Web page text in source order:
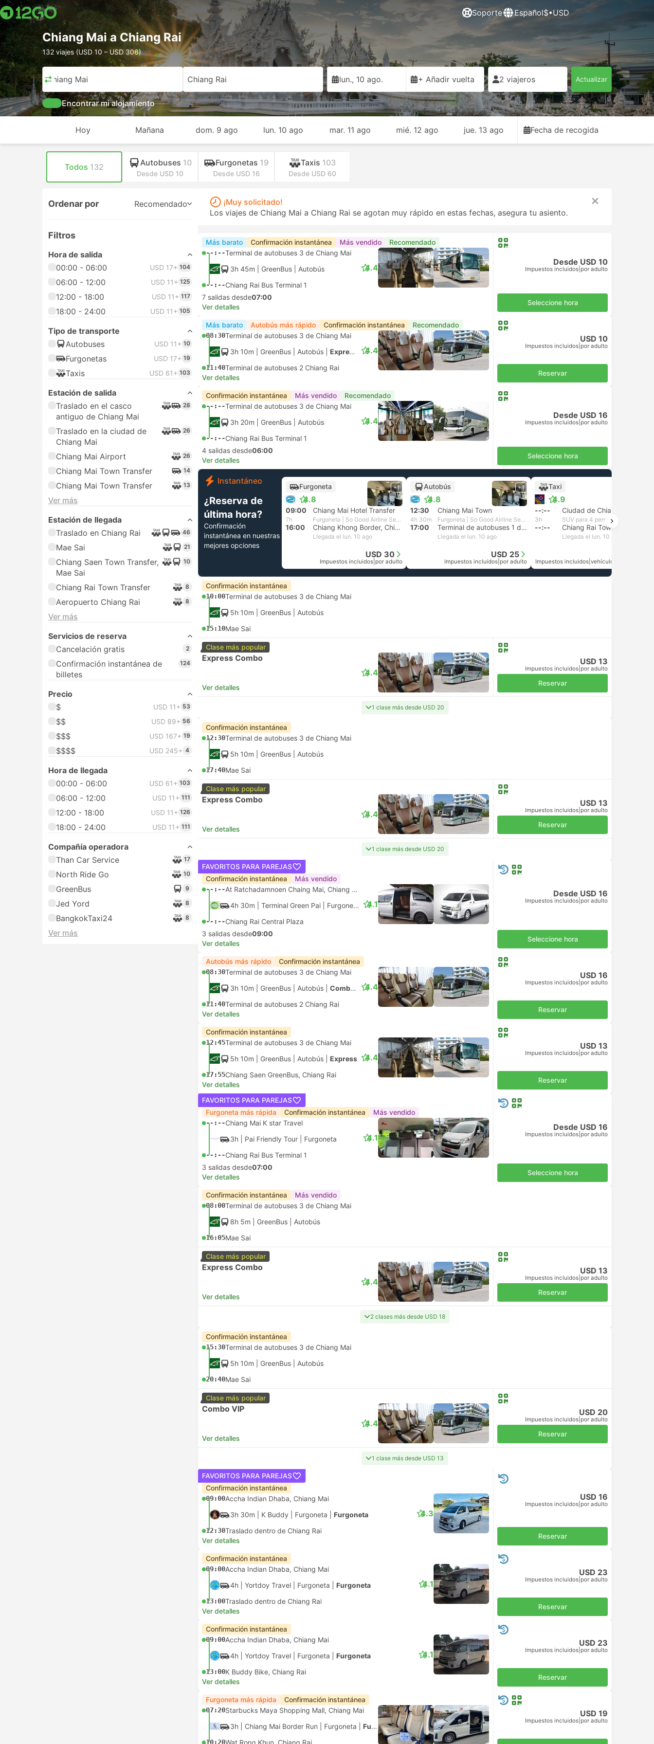
Soporte Español$•USD
Chiang Mai a Chiang Rai
132 viajes (USD 10 – USD 306)
Chiang Mai Chiang Rai lun., 10 ago. + Añadir vuelta 2 viajeros Actualizar
Encontrar mi alojamiento
Hoy Mañana dom. 9 ago lun. 10 ago mar. 11 ago mié. 12 ago jue. 13 ago Fecha de recogida
Todos 132 Autobuses 10
Desde USD 10
Furgonetas 19
Desde USD 16
Taxis 103
Desde USD 60
Ordenar por Recomendado
Filtros
Hora de salida
00:00 - 06:00
USD 17+ 104
06:00 - 12:00 USD 11+ 125
12:00 - 18:00 USD 11+ 117
18:00 - 24:00 USD 11+ 105
Tipo de transporte
Autobuses
USD 11+ 10
Furgonetas USD 17+ 19
Taxis USD 61+ 103
Estación de salida
Traslado en el casco
antiguo de Chiang Mai
28
Traslado en la ciudad de
Chiang Mai
26
Chiang Mai Airport 26
Chiang Mai Town Transfer 14
Chiang Mai Town Transfer 13
Ver más
Estación de llegada
Traslado en Chiang Rai
46
Mae Sai 21
Chiang Saen Town Transfer,
Mae Sai
10
Chiang Rai Town Transfer 8
Aeropuerto Chiang Rai 8
Ver más
Servicios de reserva
Cancelación gratis
2
Confirmación instantánea de
billetes
124
Precio
$
USD 11+ 53
$$ USD 89+ 56
$$$ USD 167+ 19
$$$$ USD 245+ 4
Hora de llegada
00:00 - 06:00
USD 61+ 103
06:00 - 12:00 USD 11+ 111
12:00 - 18:00 USD 11+ 126
18:00 - 24:00 USD 11+ 111
Compañía operadora
Than Car Service
17
North Ride Go 10
GreenBus 9
Jed Yord 8
BangkokTaxi24 8
Ver más
¡Muy solicitado!
Los viajes de Chiang Mai a Chiang Rai se agotan muy rápido en estas fechas, asegura tu asiento.
Más barato Confirmación instantánea Más vendido Recomendado
--:--Terminal de autobuses 3 de Chiang Mai
3h 45m | GreenBus Autobús
--:--Chiang Rai Bus Terminal 1
4.4
7 salidas desde07:00
Ver detalles
Desde USD 10
Impuestos incluidos por adulto
Seleccione hora
Más barato Autobús más rápido Confirmación instantánea Recomendado
08:30Terminal de autobuses 3 de Chiang Mai
3h 10m | GreenBus Autobús Express Combo
11:40Terminal de autobuses 2 Chiang Rai
4.4
Ver detalles
USD 10
Impuestos incluidos por adulto
Reservar
Confirmación instantánea Más vendido Recomendado
--:--Terminal de autobuses 3 de Chiang Mai
3h 20m | GreenBus Autobús
--:--Chiang Rai Bus Terminal 1
4.4
4 salidas desde06:00
Ver detalles
Desde USD 16
Impuestos incluidos por adulto
Seleccione hora
Instantáneo
¿Reserva de
última hora?
Confirmación
instantánea en nuestras
mejores opciones
Furgoneta
4.8
+1
09:00 Chiang Mai Hotel Transfer
7h Furgoneta | So Good Airline Service and Travel
16:00 Chiang Khong Border, Chiang Rai
Llegada el lun. 10 ago
USD 30
Impuestos incluidos por adulto
Autobús
4.8
+1
12:30 Chiang Mai Town
4h 30m Furgoneta | So Good Airline Service and Travel
17:00 Terminal de autobuses 1 de Chiang Rai
Llegada el lun. 10 ago
USD 25
Impuestos incluidos por adulto
Taxi
4.9
--:-- Ciudad de Chiang Mai
3h
--:-- Chiang Rai Town Transfer
Llegada el lun. 10 ago
Impuestos incluidos vehículo, todo incluido
Confirmación instantánea
10:00Terminal de autobuses 3 de Chiang Mai
5h 10m | GreenBus Autobús
15:10Mae Sai
Clase más popular
Express Combo
Ver detalles
4.4
USD 13
Impuestos incluidos por adulto
Reservar
1 clase más desde USD 20
Confirmación instantánea
12:30Terminal de autobuses 3 de Chiang Mai
5h 10m | GreenBus Autobús
17:40Mae Sai
Clase más popular
Express Combo
Ver detalles
4.4
USD 13
Impuestos incluidos por adulto
Reservar
1 clase más desde USD 20
FAVORITOS PARA PAREJAS
Confirmación instantánea
Más vendido
--:--
At Ratchadamnoen Chaing Mai, Chiang Mai
4h 30m | Terminal Green Pai Furgoneta
--:--Chiang Rai Central Plaza
4.1
3 salidas desde09:00
Ver detalles
Desde USD 16
Impuestos incluidos por adulto
Seleccione hora
Autobús más rápido Confirmación instantánea
08:30Terminal de autobuses 3 de Chiang Mai
3h 10m | GreenBus Autobús Combo VIP
11:40Terminal de autobuses 2 Chiang Rai
4.4
Ver detalles
USD 16
Impuestos incluidos por adulto
Reservar
Confirmación instantánea
12:45Terminal de autobuses 3 de Chiang Mai
5h 10m | GreenBus Autobús Express
17:55Chiang Saen GreenBus, Chiang Rai
4.4
Ver detalles
USD 13
Impuestos incluidos por adulto
Reservar
FAVORITOS PARA PAREJAS
Furgoneta más rápida
Confirmación instantánea Más vendido
--:--Chiang Mai K star Travel
3h | Pai Friendly Tour Furgoneta
--:--Chiang Rai Bus Terminal 1
4.1
3 salidas desde07:00
Ver detalles
Desde USD 16
Impuestos incluidos por adulto
Seleccione hora
Confirmación instantánea Más vendido
08:00Terminal de autobuses 3 de Chiang Mai
8h 5m | GreenBus Autobús
16:05Mae Sai
Clase más popular
Express Combo
Ver detalles
4.4
USD 13
Impuestos incluidos por adulto
Reservar
2 clases más desde USD 18
Confirmación instantánea
15:30Terminal de autobuses 3 de Chiang Mai
5h 10m | GreenBus Autobús
20:40Mae Sai
Clase más popular
Combo VIP
Ver detalles
4.4
USD 20
Impuestos incluidos por adulto
Reservar
1 clase más desde USD 13
FAVORITOS PARA PAREJAS
Confirmación instantánea
09:00Accha Indian Dhaba, Chiang Mai
3h 30m | K Buddy Furgoneta Furgoneta
12:30Traslado dentro de Chiang Rai
4.3
Ver detalles
USD 16
Impuestos incluidos por adulto
Reservar
Confirmación instantánea
09:00Accha Indian Dhaba, Chiang Mai
4h | Yortdoy Travel Furgoneta Furgoneta
13:00Traslado dentro de Chiang Rai
4.1
Ver detalles
USD 23
Impuestos incluidos por adulto
Reservar
Confirmación instantánea
09:00Accha Indian Dhaba, Chiang Mai
4h | Yortdoy Travel Furgoneta Furgoneta
13:00K Buddy Bike, Chiang Rai
4.1
Ver detalles
USD 23
Impuestos incluidos por adulto
Reservar
Furgoneta más rápida Confirmación instantánea
07:20Starbucks Maya Shopping Mall, Chiang Mai
3h | Chiang Mai Border Run Furgoneta Furgoneta
10:20Wat Rong Khun, Chiang Rai
USD 19
Impuestos incluidos por adulto